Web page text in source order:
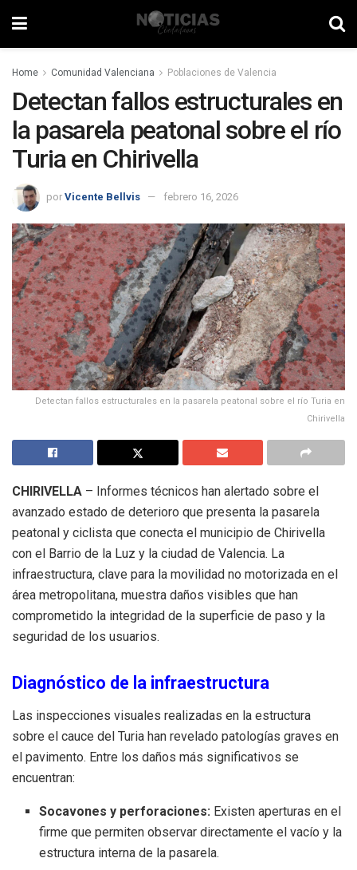
Home Comunidad Valenciana Poblaciones de Valencia
Detectan fallos estructurales en
la pasarela peatonal sobre el río
Turia en Chirivella
por Vicente Bellvis febrero 16, 2026
Detectan fallos estructurales en la pasarela peatonal sobre el río Turia en
Chirivella
CHIRIVELLA – Informes técnicos han alertado sobre el
avanzado estado de deterioro que presenta la pasarela
peatonal y ciclista que conecta el municipio de Chirivella
con el Barrio de la Luz y la ciudad de Valencia. La
infraestructura, clave para la movilidad no motorizada en el
área metropolitana, muestra daños visibles que han
comprometido la integridad de la superficie de paso y la
seguridad de los usuarios.
Diagnóstico de la infraestructura
Las inspecciones visuales realizadas en la estructura
sobre el cauce del Turia han revelado patologías graves en
el pavimento. Entre los daños más significativos se
encuentran:
Socavones y perforaciones: Existen aperturas en el
firme que permiten observar directamente el vacío y la
estructura interna de la pasarela.